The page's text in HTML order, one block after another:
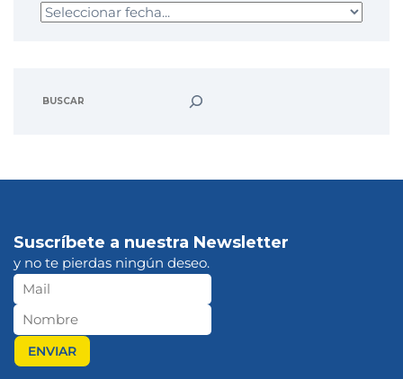
Suscríbete a nuestra Newsletter
y no te pierdas ningún deseo.